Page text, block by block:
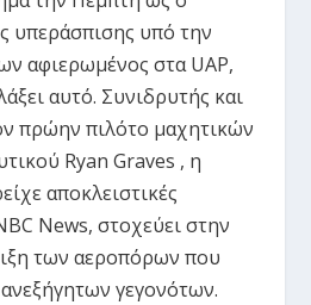
υπεράσπισης υπό την
αφιερωμένος στα UAP,
αυτό. Συνιδρυτής και
πρώην πιλότο μαχητικών
Ryan Graves , η
αποκλειστικές
News, στοχεύει στην
των αεροπόρων που
γεγονότων.